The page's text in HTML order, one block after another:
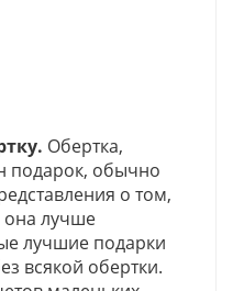
Обертка,
подарок, обычно
о том,
она лучше
лучшие подарки
всякой обертки.